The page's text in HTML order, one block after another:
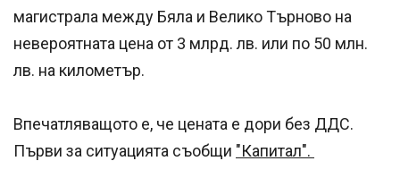
магистрала между Бяла и Велико Търново на
невероятната цена от 3 млрд. лв. или по 50 млн.
лв. на километър.
Впечатляващото е, че цената е дори без ДДС.
Първи за ситуацията съобщи "Капитал".